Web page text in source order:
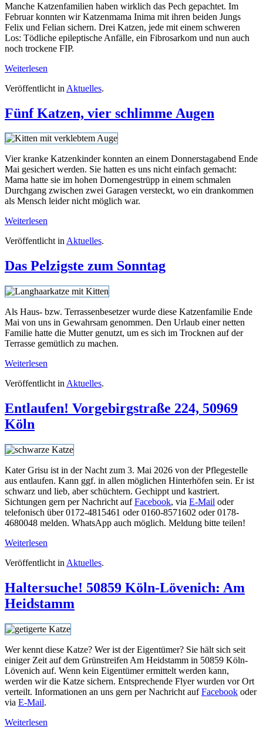
Manche Katzenfamilien haben wirklich das Pech gepachtet. Im
Februar konnten wir Katzenmama Inima mit ihren beiden Jungs
Felix und Felian sichern. Drei Katzen, jede mit einem schweren
Los: Tödliche epileptische Anfälle, ein Fibrosarkom und nun auch
noch trockene FIP.
Weiterlesen
Veröffentlicht in Aktuelles.
Fünf Katzen, vier schlimme Augen
Vier kranke Katzenkinder konnten an einem Donnerstagabend Ende
Mai gesichert werden. Sie hatten es uns nicht einfach gemacht:
Mama hatte sie im hohen Dornengestrüpp in einem schmalen
Durchgang zwischen zwei Garagen versteckt, wo ein drankommen
als Mensch leider nicht möglich war.
Weiterlesen
Veröffentlicht inAktuelles.
Das Pelzigste zum Sonntag
Als Haus- bzw. Terrassenbesetzer wurde diese Katzenfamilie Ende
Mai von uns in Gewahrsam genommen. Den Urlaub einer netten
Familie hatte die Mutter genutzt, um es sich im Trocknen auf der
Terrasse gemütlich zu machen.
Weiterlesen
Veröffentlicht in Aktuelles.
Entlaufen! Vorgebirgstraße 224, 50969
Köln
Kater Grisu ist in der Nacht zum 3. Mai 2026 von der Pflegestelle
aus entlaufen. Kann ggf. in allen möglichen Hinterhöfen sein. Er ist
schwarz und lieb, aber schüchtern. Gechippt und kastriert.
Sichtungen gern per Nachricht aufFacebook, via E-Mail oder
telefonisch über 0172-4815461 oder 0160-8571602 oder 0178-
4680048 melden. WhatsApp auch möglich. Meldung bitte teilen!
Weiterlesen
Veröffentlicht in Aktuelles.
Haltersuche! 50859 Köln-Lövenich: Am
Heidstamm
Wer kennt diese Katze? Wer ist der Eigentümer? Sie hält sich seit
einiger Zeit auf dem Grünstreifen Am Heidstamm in 50859 Köln-
Lövenich auf. Wenn kein Eigentümer ermittelt werden kann,
werden wir die Katze sichern. Entsprechende Flyer wurden vor Ort
verteilt. Informationen an uns gern per Nachricht aufFacebook oder
via E-Mail.
Weiterlesen